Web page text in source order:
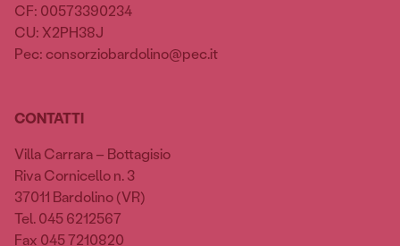
CF: 00573390234
CU: X2PH38J
Pec: consorziobardolino@pec.it
CONTATTI
Villa Carrara – Bottagisio
Riva Cornicello n. 3
37011 Bardolino (VR)
Tel. 045 6212567
Fax 045 7210820